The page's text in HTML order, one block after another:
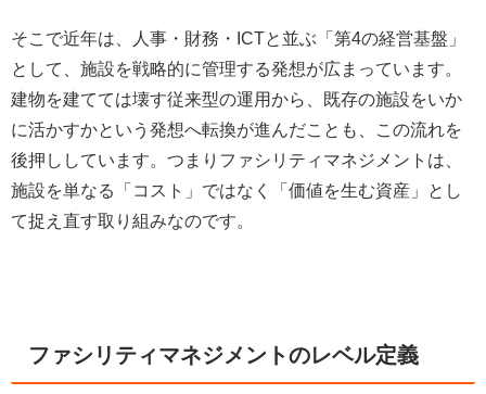
そこで近年は、人事・財務・ICTと並ぶ「第4の経営基盤」
として、施設を戦略的に管理する発想が広まっています。
建物を建てては壊す従来型の運用から、既存の施設をいか
に活かすかという発想へ転換が進んだことも、この流れを
後押ししています。つまりファシリティマネジメントは、
施設を単なる「コスト」ではなく「価値を生む資産」とし
て捉え直す取り組みなのです。
ファシリティマネジメントのレベル定義